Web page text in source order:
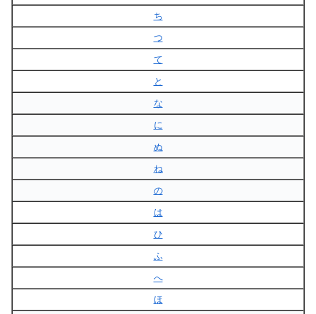
ち
つ
て
と
な
に
ぬ
ね
の
は
ひ
ふ
へ
ほ